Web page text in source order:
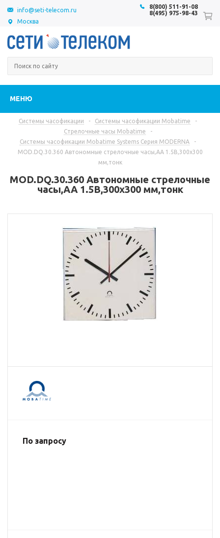
Москва
8(800) 511-91-08
8(495) 975-98-43
info@seti-telecom.ru
МЕНЮ
Системы часофикации - Системы часофикации Mobatime
-
Стрелочные часы Mobatime
-
Системы часофикации Mobatime Systems Серия MODERNA
-
MOD.DQ.30.360 Автономные стрелочные часы,AA 1.5В,300x300
мм,тонк
MOD.DQ.30.360 Автономные стрелочные
часы,AA 1.5В,300x300 мм,тонк
По запросу